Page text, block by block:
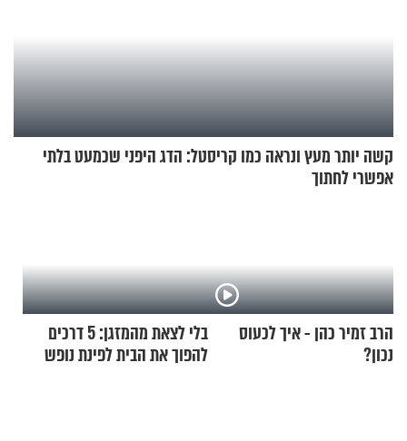
קשה יותר מעץ ונראה כמו קריסטל: הדג היפני שכמעט בלתי
אפשרי לחתוך
הרב זמיר כהן - איך לכעוס
נכון?
בלי לצאת מהמזגן: 5 דרכים
להפוך את הבית לפינת נופש